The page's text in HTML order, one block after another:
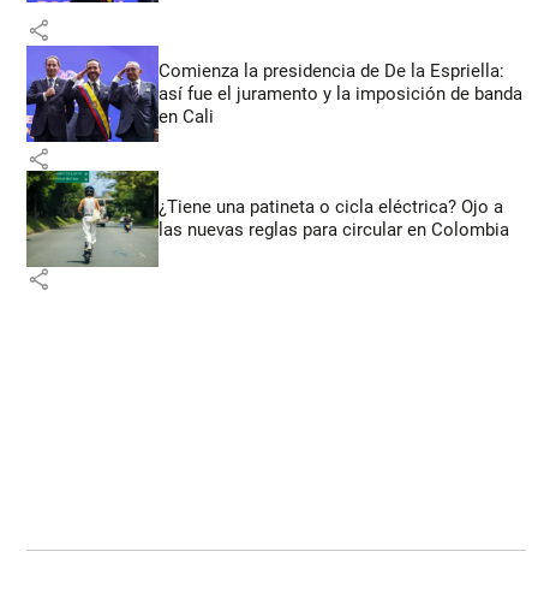
share
Comienza la presidencia de De la Espriella:
así fue el juramento y la imposición de banda
en Cali
share
¿Tiene una patineta o cicla eléctrica? Ojo a
las nuevas reglas para circular en Colombia
share